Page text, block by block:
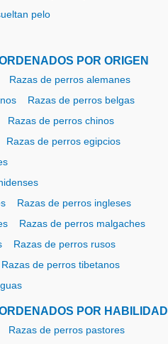
pelo
POR ORIGEN
Razas de perros alemanes
Razas de perros belgas
Razas de perros chinos
Razas de perros egipcios
Razas de perros ingleses
Razas de perros malgaches
Razas de perros rusos
Razas de perros tibetanos
POR HABILIDAD
Razas de perros pastores